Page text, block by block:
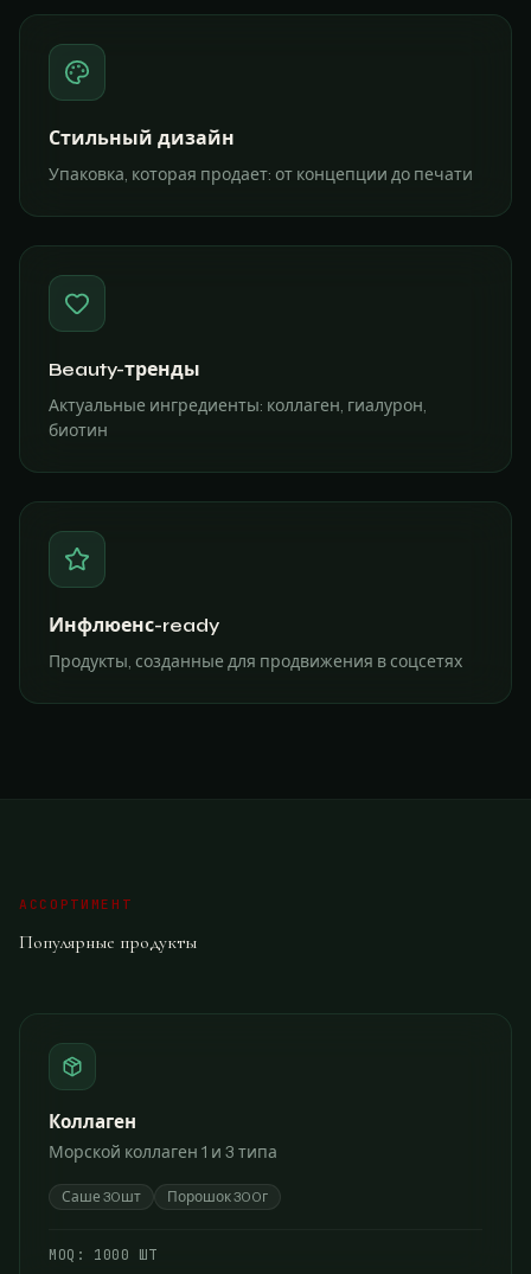
Стильный дизайн
Упаковка, которая продает: от концепции до печати
Beauty-тренды
Актуальные ингредиенты: коллаген, гиалурон,
биотин
Инфлюенс-ready
Продукты, созданные для продвижения в соцсетях
АССОРТИМЕНТ
Популярные продукты
Коллаген
Морской коллаген 1 и 3 типа
Саше 30шт Порошок 300г
МОQ: 1000 ШТ